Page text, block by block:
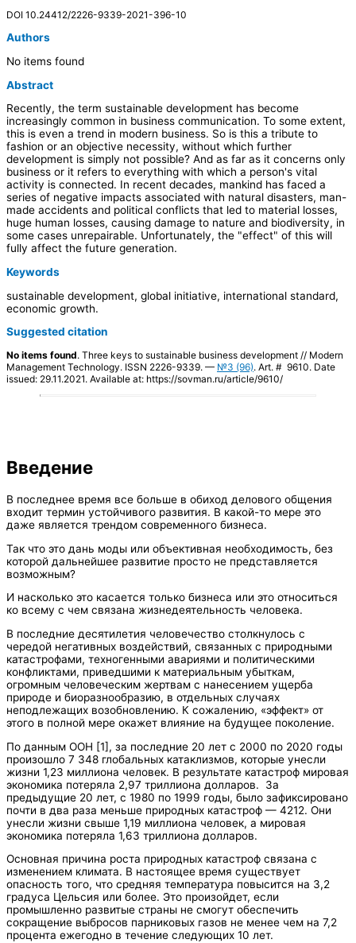
DOI 10.24412/2226-9339-2021-396-10
Authors
No items found
Abstract
Recently, the term sustainable development has become
increasingly common in business communication. To some extent,
this is even a trend in modern business. So is this a tribute to
fashion or an objective necessity, without which further
development is simply not possible? And as far as it concerns only
business or it refers to everything with which a person's vital
activity is connected. In recent decades, mankind has faced a
series of negative impacts associated with natural disasters, man-
made accidents and political conflicts that led to material losses,
huge human losses, causing damage to nature and biodiversity, in
some cases unrepairable. Unfortunately, the "effect" of this will
fully affect the future generation.
Keywords
sustainable development, global initiative, international standard,
economic growth.
Suggested citation
No items found. Three keys to sustainable business development // Modern
Management Technology. ISSN 2226-9339. — №3 (96). Art. # 9610. Date
issued: 29.11.2021. Available at: https://sovman.ru/article/9610/
Введение
В последнее время все больше в обиход делового общения
входит термин устойчивого развития. В какой-то мере это
даже является трендом современного бизнеса.
Так что это дань моды или объективная необходимость, без
которой дальнейшее развитие просто не представляется
возможным?
И насколько это касается только бизнеса или это относиться
ко всему с чем связана жизнедеятельность человека.
В последние десятилетия человечество столкнулось с
чередой негативных воздействий, связанных с природными
катастрофами, техногенными авариями и политическими
конфликтами, приведшими к материальным убыткам,
огромным человеческим жертвам с нанесением ущерба
природе и биоразнообразию, в отдельных случаях
неподлежащих возобновлению. К сожалению, «эффект» от
этого в полной мере окажет влияние на будущее поколение.
По данным ООН [1], за последние 20 лет с 2000 по 2020 годы
произошло 7 348 глобальных катаклизмов, которые унесли
жизни 1,23 миллиона человек. В результате катастроф мировая
экономика потеряла 2,97 триллиона долларов. За
предыдущие 20 лет, с 1980 по 1999 годы, было зафиксировано
почти в два раза меньше природных катастроф — 4212. Они
унесли жизни свыше 1,19 миллиона человек, а мировая
экономика потеряла 1,63 триллиона долларов.
Основная причина роста природных катастроф связана с
изменением климата. В настоящее время существует
опасность того, что средняя температура повысится на 3,2
градуса Цельсия или более. Это произойдет, если
промышленно развитые страны не смогут обеспечить
сокращение выбросов парниковых газов не менее чем на 7,2
процента ежегодно в течение следующих 10 лет.